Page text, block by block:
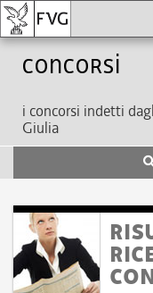
Concorsi
i concorsi indetti
Giulia